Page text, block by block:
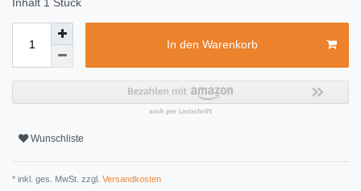
In den Warenkorb
Wunschliste
* inkl. ges. MwSt. zzgl. Versandkosten